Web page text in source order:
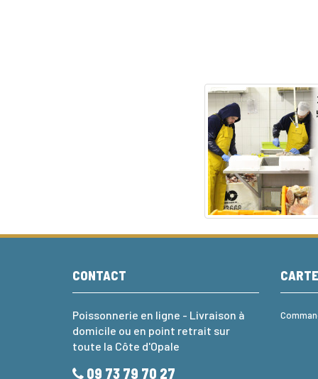
CONTACT
Poissonnerie en ligne - Livraison à
domicile ou en point retrait sur
toute la Côte d'Opale
09 73 79 70 27
CARTE